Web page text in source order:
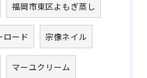
福岡市東区よもぎ蒸し
ロード 宗像ネイル
マーユクリーム